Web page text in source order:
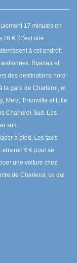
17 minutes en
€. C’est une
à cet endroit
Ryanair et
des destinations nord-
la gare de Charleroi, et
Metz, Thionville et Lille.
Charleroi-Sud. Les
sud.
à pied. Les taxis
environ 6 € pour se
une voiture chez
de Charleroi, ce qui